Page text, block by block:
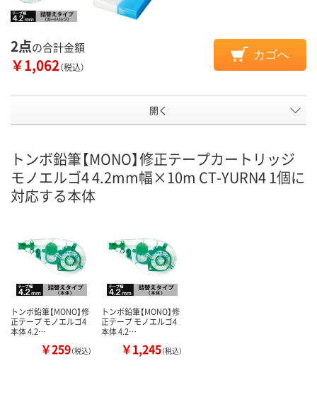
2点の合計金額
￥1,062（税込）
カゴへ
開く
トンボ鉛筆【MONO】修正テープカートリッジ
モノエルゴ4 4.2mm幅×10m CT-YURN4 1個に
対応する本体
トンボ鉛筆【MONO】修
正テープ モノエルゴ4
本体 4.2…
￥259（税込）
トンボ鉛筆【MONO】修
正テープ モノエルゴ4
本体 4.2…
￥1,245（税込）